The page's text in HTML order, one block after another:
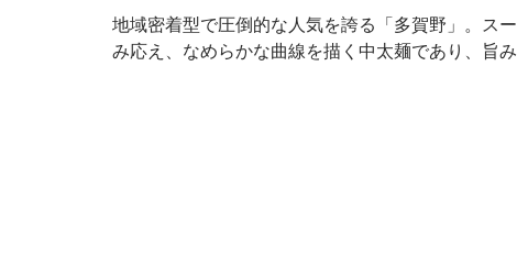
地域密着型で圧倒的な人気を誇る「多賀野」。ス
み応え、なめらかな曲線を描く中太麺であり、旨